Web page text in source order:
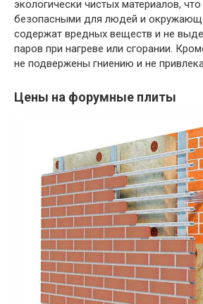
экологически чистых материалов,
безопасными для людей и
содержат вредных веществ и не
паров при нагреве или сгорании.
не подвержены гниению и не
Цены на форумные плиты